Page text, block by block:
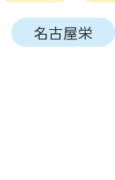
名古屋栄